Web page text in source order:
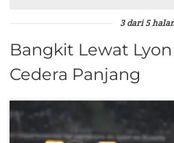
3 dari 5
Bangkit Lewat
Cedera Panjang